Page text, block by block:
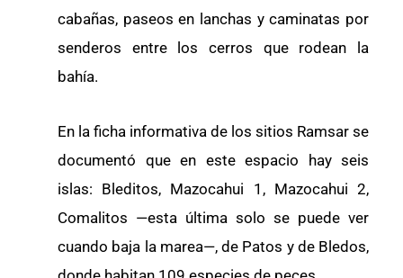
cabañas, paseos en lanchas y caminatas por
senderos entre los cerros que rodean la
bahía.
En la ficha informativa de los sitios Ramsar se
documentó que en este espacio hay seis
islas: Bleditos, Mazocahui 1, Mazocahui 2,
Comalitos —esta última solo se puede ver
cuando baja la marea—, de Patos y de Bledos,